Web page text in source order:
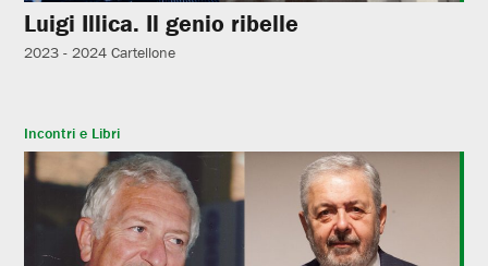
Luigi Illica. Il genio ribelle
2023 - 2024 Cartellone
Incontri e Libri